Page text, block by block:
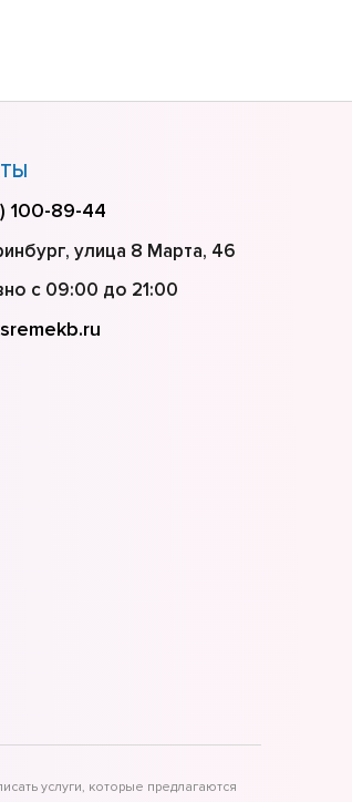
100-89-44
улица 8 Марта, 46
с 09:00 до 21:00
услуги, которые предлагаются